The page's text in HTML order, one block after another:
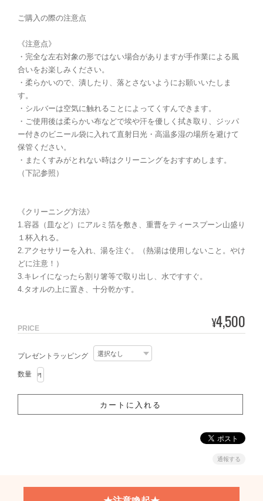
ご購入の際の注意点
《注意点》
・完全な左右対象の形ではない場合がありますが手作業による風
合いをお楽しみください。
・柔らかいので、潰したり、落とさないようにお願いいたしま
す。
・シルバーは空気に触れることによってくすんできます。
・ご使用後は柔らかい布などで埃や汗を優しく拭き取り、ジッパ
ー付きのビニール袋に入れて直射日光・高温多湿の場所を避けて
保管ください。
・またくすみがとれない時はクリーニングをおすすめします。
（下記参照）
《クリーニング方法》
1.容器（皿など）にアルミ箔を敷き、重曹をティースプーン山盛り
１杯入れる。
2.アクセサリーを入れ、湯を注ぐ。（熱湯は使用しないこと。やけ
どに注意！）
3.キレイになったら割り箸等で取り出し、水ですすぐ。
4.タオルの上に置き、十分乾かす。
PRICE ¥4,500
プレゼントラッピング
数量
通報する